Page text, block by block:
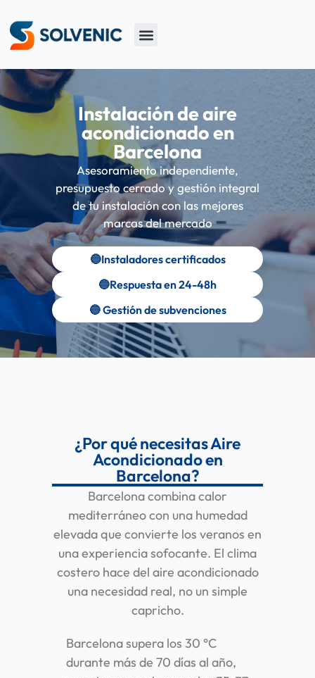
Instalación de aire
acondicionado en
Barcelona
Asesoramiento independiente,
presupuesto cerrado y gestión integral
de tu instalación con las mejores
marcas del mercado
🔵Instaladores certificados
🔵Respuesta en 24-48h
🔵 Gestión de subvenciones
¿Por qué necesitas Aire
Acondicionado en
Barcelona?
Barcelona combina calor
mediterráneo con una humedad
elevada que convierte los veranos en
una experiencia sofocante. El clima
costero hace del aire acondicionado
una necesidad real, no un simple
capricho.
Barcelona supera los 30 °C
durante más de 70 días al año,